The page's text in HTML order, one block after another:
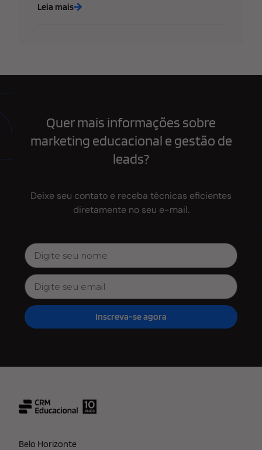
Leia mais
Quer mais informações sobre
marketing educacional e gestão de
leads?
Deixe seu contato e receba técnicas eficientes
diretamente no seu e-mail.
Inscreva-se agora
Belo Horizonte